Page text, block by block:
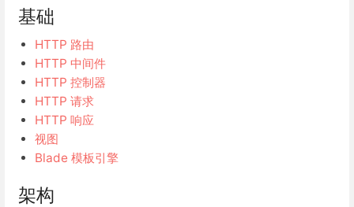
基础
HTTP 路由
HTTP 中间件
HTTP 控制器
HTTP 请求
HTTP 响应
视图
Blade 模板引擎
架构